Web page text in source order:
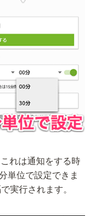
れは通知をする時
単位で設定できま
実行されます。